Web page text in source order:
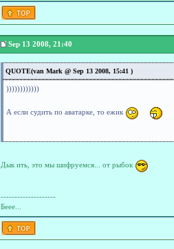
Sep 13 2008, 21:40
QUOTE(van Mark @ Sep 13 2008, 15:41 )
))))))))))))
А если судить по аватарке, то ежик
Дык ить, это мы шифруемся... от рыбок
--------------------
Беее...